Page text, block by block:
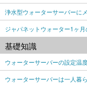
浄水型ウォーターサーバーに
ジャパネットウォーター1ヶ月
基礎知識
ウォーターサーバーの設定
ウォーターサーバーは一人暮